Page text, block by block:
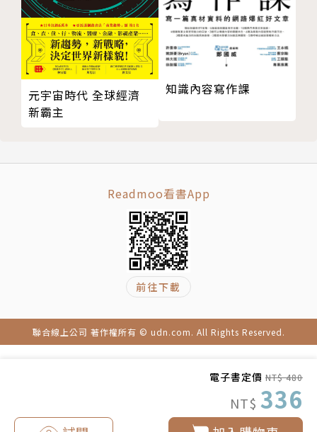
電子書定價 NT$ 480
NT$ 336
5年獲得列昂提夫經濟學獎（Wassily Leontief Priz
e），是獲得此獎的最年輕學者。
著有《踢開梯子》（Kicking Away the Ladder）、
《富國的糖衣》（天下雜誌出版）、《資本主義沒告訴
你的23件事》（天下雜誌出版）、《拼經濟》。
中興大學經濟學系畢業，曾任英商路透社財經新聞編
譯、記者，目前為專業口筆譯人員，譯作散見財經、企
管、科技、勵志等各領域。
喜歡語言、綠豆湯和傑尼龜。譯作包括《成為這樣的
我：蜜雪兒‧歐巴馬》、《知識的假象》、《精準成
元宇宙時代 全球經濟
新霸主
知識內容寫作課
Readmoo看書App
前往下載
聯合線上公司 著作權所有 © udn.com. All Rights Reserved.